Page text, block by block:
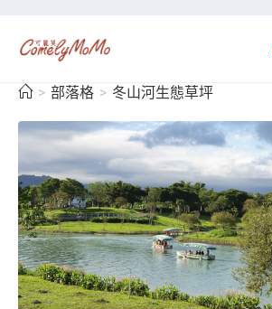
> 部落格 > 冬山河生態草坪